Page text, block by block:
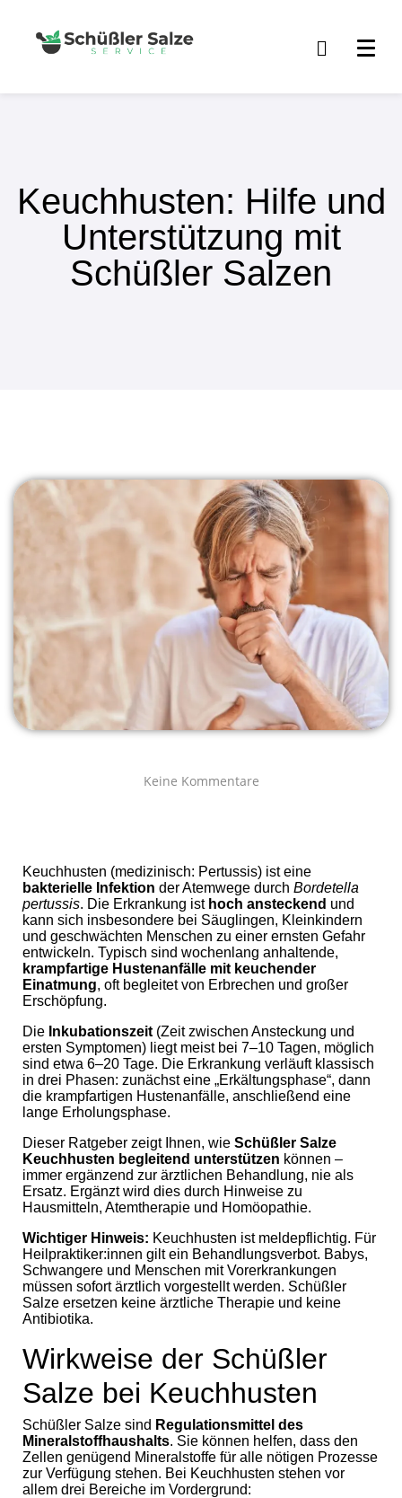
Keuchhusten: Hilfe und
Unterstützung mit
Schüßler Salzen
Keine Kommentare
Keuchhusten (medizinisch: Pertussis) ist eine
bakterielle Infektion der Atemwege durch Bordetella
pertussis. Die Erkrankung ist hoch ansteckend und
kann sich insbesondere bei Säuglingen, Kleinkindern
und geschwächten Menschen zu einer ernsten Gefahr
entwickeln. Typisch sind wochenlang anhaltende,
krampfartige Hustenanfälle mit keuchender
Einatmung, oft begleitet von Erbrechen und großer
Erschöpfung.
Die Inkubationszeit (Zeit zwischen Ansteckung und
ersten Symptomen) liegt meist bei 7–10 Tagen, möglich
sind etwa 6–20 Tage. Die Erkrankung verläuft klassisch
in drei Phasen: zunächst eine „Erkältungsphase“, dann
die krampfartigen Hustenanfälle, anschließend eine
lange Erholungsphase.
Dieser Ratgeber zeigt Ihnen, wie Schüßler Salze
Keuchhusten begleitend unterstützen können –
immer ergänzend zur ärztlichen Behandlung, nie als
Ersatz. Ergänzt wird dies durch Hinweise zu
Hausmitteln, Atemtherapie und Homöopathie.
Wichtiger Hinweis: Keuchhusten ist meldepflichtig. Für
Heilpraktiker:innen gilt ein Behandlungsverbot. Babys,
Schwangere und Menschen mit Vorerkrankungen
müssen sofort ärztlich vorgestellt werden. Schüßler
Salze ersetzen keine ärztliche Therapie und keine
Antibiotika.
Wirkweise der Schüßler
Salze bei Keuchhusten
Schüßler Salze sind Regulationsmittel des
Mineralstoffhaushalts. Sie können helfen, dass den
Zellen genügend Mineralstoffe für alle nötigen Prozesse
zur Verfügung stehen. Bei Keuchhusten stehen vor
allem drei Bereiche im Vordergrund: